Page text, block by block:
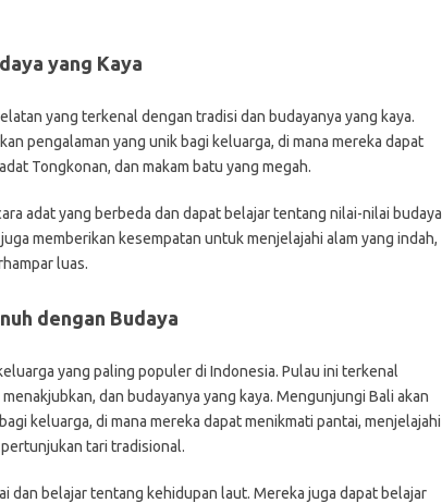
yang Kaya
yang terkenal dengan tradisi dan budayanya yang kaya.
pengalaman yang unik bagi keluarga, di mana mereka dapat
Tongkonan, dan makam batu yang megah.
adat yang berbeda dan dapat belajar tentang nilai-nilai budaya
memberikan kesempatan untuk menjelajahi alam yang indah,
luas.
dengan Budaya
yang paling populer di Indonesia. Pulau ini terkenal
dan budayanya yang kaya. Mengunjungi Bali akan
keluarga, di mana mereka dapat menikmati pantai, menjelajahi
tari tradisional.
dan belajar tentang kehidupan laut. Mereka juga dapat belajar